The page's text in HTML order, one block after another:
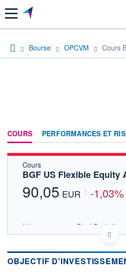
Menu
Bourse OPCVM Cours
COURS PERFORMANCES ET
Cours
BGF US Flexible Equity
90,05 EUR -1,03%
LU0408221942 - BlackRock
OPCVM DERNIER COURS CONNU
OBJECTIF